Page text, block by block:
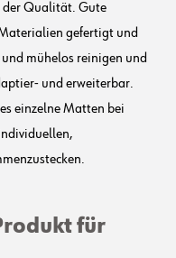
der Qualität. Gute
gefertigt und
mühelos reinigen und
und erweiterbar.
einzelne Matten bei
für